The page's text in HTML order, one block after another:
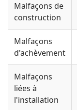
Malfaçons de
construction
Malfaçons
d'achèvement
Malfaçons
liées à
l'installation